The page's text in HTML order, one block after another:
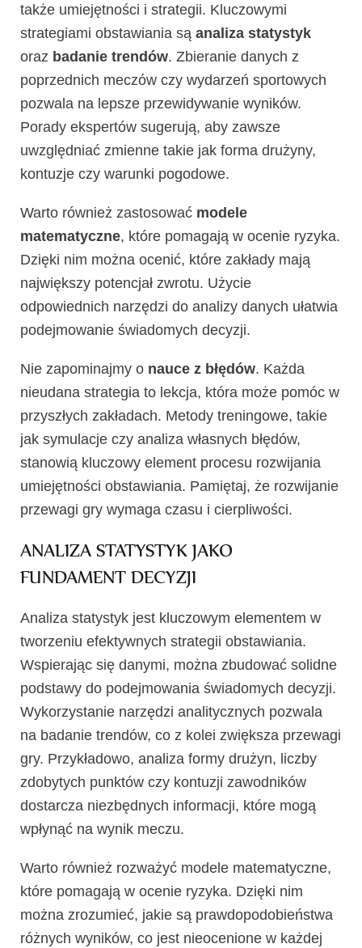
także umiejętności i strategii. Kluczowymi
strategiami obstawiania są analiza statystyk
oraz badanie trendów. Zbieranie danych z
poprzednich meczów czy wydarzeń sportowych
pozwala na lepsze przewidywanie wyników.
Porady ekspertów sugerują, aby zawsze
uwzględniać zmienne takie jak forma drużyny,
kontuzje czy warunki pogodowe.
Warto również zastosować modele
matematyczne, które pomagają w ocenie ryzyka.
Dzięki nim można ocenić, które zakłady mają
największy potencjał zwrotu. Użycie
odpowiednich narzędzi do analizy danych ułatwia
podejmowanie świadomych decyzji.
Nie zapominajmy o nauce z błędów. Każda
nieudana strategia to lekcja, która może pomóc w
przyszłych zakładach. Metody treningowe, takie
jak symulacje czy analiza własnych błędów,
stanowią kluczowy element procesu rozwijania
umiejętności obstawiania. Pamiętaj, że rozwijanie
przewagi gry wymaga czasu i cierpliwości.
ANALIZA STATYSTYK JAKO
FUNDAMENT DECYZJI
Analiza statystyk jest kluczowym elementem w
tworzeniu efektywnych strategii obstawiania.
Wspierając się danymi, można zbudować solidne
podstawy do podejmowania świadomych decyzji.
Wykorzystanie narzędzi analitycznych pozwala
na badanie trendów, co z kolei zwiększa przewagi
gry. Przykładowo, analiza formy drużyn, liczby
zdobytych punktów czy kontuzji zawodników
dostarcza niezbędnych informacji, które mogą
wpłynąć na wynik meczu.
Warto również rozważyć modele matematyczne,
które pomagają w ocenie ryzyka. Dzięki nim
można zrozumieć, jakie są prawdopodobieństwa
różnych wyników, co jest nieocenione w każdej